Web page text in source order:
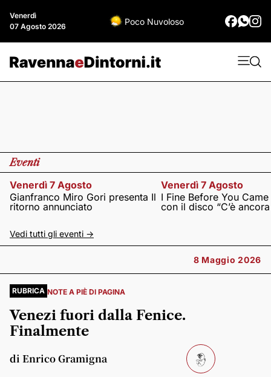
Venerdì
07 Agosto 2026
Poco Nuvoloso
Eventi
Venerdì 7 Agosto
Gianfranco Miro Gori presenta Il
ritorno annunciato
Venerdì 7 Agosto
I Fine Before You
con il disco “C’è
Vedi tutti gli eventi ->
8 Maggio 2026
RUBRICA NOTE A PIÈ DI PAGINA
Venezi fuori dalla Fenice.
Finalmente
di Enrico Gramigna